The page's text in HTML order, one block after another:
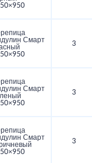
Смарт
3
Смарт
3
Смарт
3